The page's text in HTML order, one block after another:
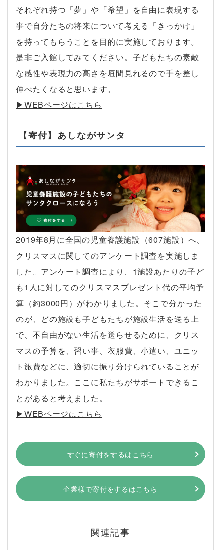
それぞれ持つ「夢」や「希望」を自由に表現する
事で自分たちの将来について考える「きっかけ」
を持ってもらうことを目的に実施しております。
是非ご入館してみてください。子どもたちの素敵
な感性や表現力の高さを垣間見れるので手を差し
伸べたくなると思います。
▶︎WEBページはこちら
【寄付】あしながサンタ
2019年8月に全国の児童養護施設（607施設）へ、
クリスマスに関してのアンケート調査を実施しま
した。アンケート調査により、1施設あたりの子ど
も1人に対してのクリスマスプレゼント代の平均予
算（約3000円）がわかりました。そこで分かった
のが、どの施設も子どもたちが施設生活を送る上
で、不自由がない生活を送らせるために、クリス
マスの予算を、習い事、衣服費、小遣い、ユニッ
ト旅費などに、適切に振り分けられていることが
わかりました。ここに私たちがサポートできるこ
とがあると考えました。
▶︎WEBページはこちら
すぐに寄付をするはこちら
企業様で寄付をするはこちら
関連記事